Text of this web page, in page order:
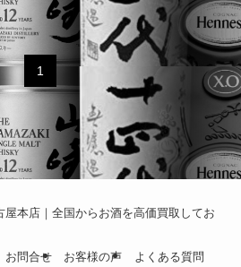
1
本店｜全国からお酒を高価買取してお
お問合せ お客様の声 よくある質問